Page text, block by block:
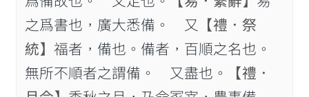
之爲書也，廣大悉備。 又
【禮．祭
統】 福者，備也。備者，百順之名也。
無所不順者之謂備。 又盡也。
【禮．